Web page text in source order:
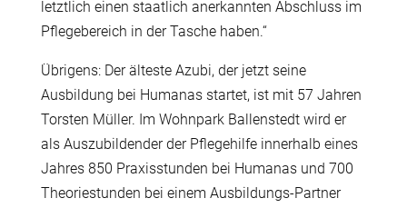
letztlich einen staatlich anerkannten Abschluss im
Pflegebereich in der Tasche haben.“
Übrigens: Der älteste Azubi, der jetzt seine
Ausbildung bei Humanas startet, ist mit 57 Jahren
Torsten Müller. Im Wohnpark Ballenstedt wird er
als Auszubildender der Pflegehilfe innerhalb eines
Jahres 850 Praxisstunden bei Humanas und 700
Theoriestunden bei einem Ausbildungs-Partner